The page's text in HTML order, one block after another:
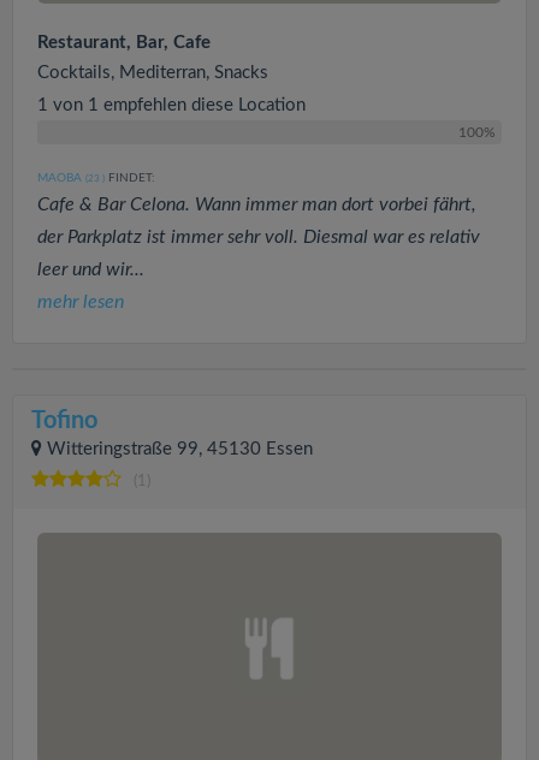
Restaurant, Bar, Cafe
Cocktails, Mediterran, Snacks
1 von 1 empfehlen diese Location
100%
MAOBA (23 ) FINDET:
Cafe & Bar Celona. Wann immer man dort vorbei fährt,
der Parkplatz ist immer sehr voll. Diesmal war es relativ
leer und wir...
mehr lesen
Tofino
Witteringstraße 99, 45130 Essen
(1)